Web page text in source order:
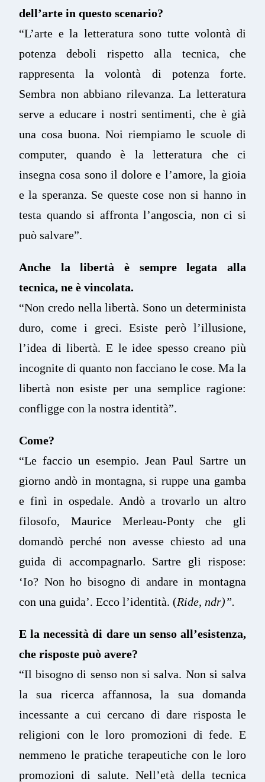
dell’arte in questo scenario?
“L’arte e la letteratura sono tutte volontà di
potenza deboli rispetto alla tecnica, che
rappresenta la volontà di potenza forte.
Sembra non abbiano rilevanza. La letteratura
serve a educare i nostri sentimenti, che è già
una cosa buona. Noi riempiamo le scuole di
computer, quando è la letteratura che ci
insegna cosa sono il dolore e l’amore, la gioia
e la speranza. Se queste cose non si hanno in
testa quando si affronta l’angoscia, non ci si
può salvare”.
Anche la libertà è sempre legata alla
tecnica, ne è vincolata.
“Non credo nella libertà. Sono un determinista
duro, come i greci. Esiste però l’illusione,
l’idea di libertà. E le idee spesso creano più
incognite di quanto non facciano le cose. Ma la
libertà non esiste per una semplice ragione:
confligge con la nostra identità”.
Come?
“Le faccio un esempio. Jean Paul Sartre un
giorno andò in montagna, si ruppe una gamba
e finì in ospedale. Andò a trovarlo un altro
filosofo, Maurice Merleau-Ponty che gli
domandò perché non avesse chiesto ad una
guida di accompagnarlo. Sartre gli rispose:
‘Io? Non ho bisogno di andare in montagna
con una guida’. Ecco l’identità. (Ride, ndr)”.
E la necessità di dare un senso all’esistenza,
che risposte può avere?
“Il bisogno di senso non si salva. Non si salva
la sua ricerca affannosa, la sua domanda
incessante a cui cercano di dare risposta le
religioni con le loro promozioni di fede. E
nemmeno le pratiche terapeutiche con le loro
promozioni di salute. Nell’età della tecnica